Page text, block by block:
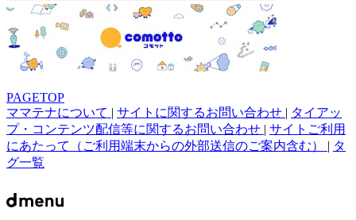
PAGETOP
ママテナについて | サイトに関するお問い合わせ | タイアッ
プ・コンテンツ配信等に関するお問い合わせ | サイトご利用
にあたって（ご利用端末からの外部送信のご案内含む） | タ
グ一覧